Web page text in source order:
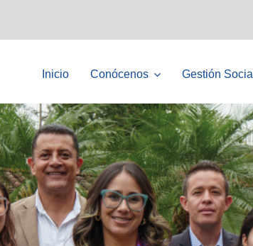
Inicio Conócenos Gestión Social